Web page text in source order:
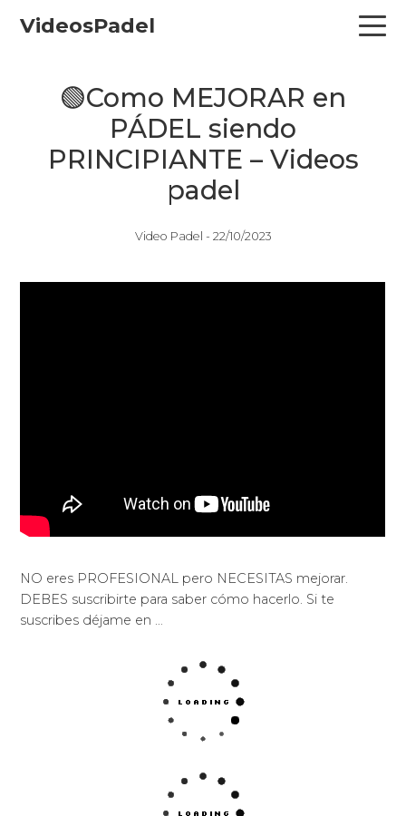
VideosPadel
🟢Como MEJORAR en
PÁDEL siendo
PRINCIPIANTE – Videos
padel
Video Padel - 22/10/2023
NO eres PROFESIONAL pero NECESITAS mejorar.
DEBES suscribirte para saber cómo hacerlo. Si te
suscribes déjame en …